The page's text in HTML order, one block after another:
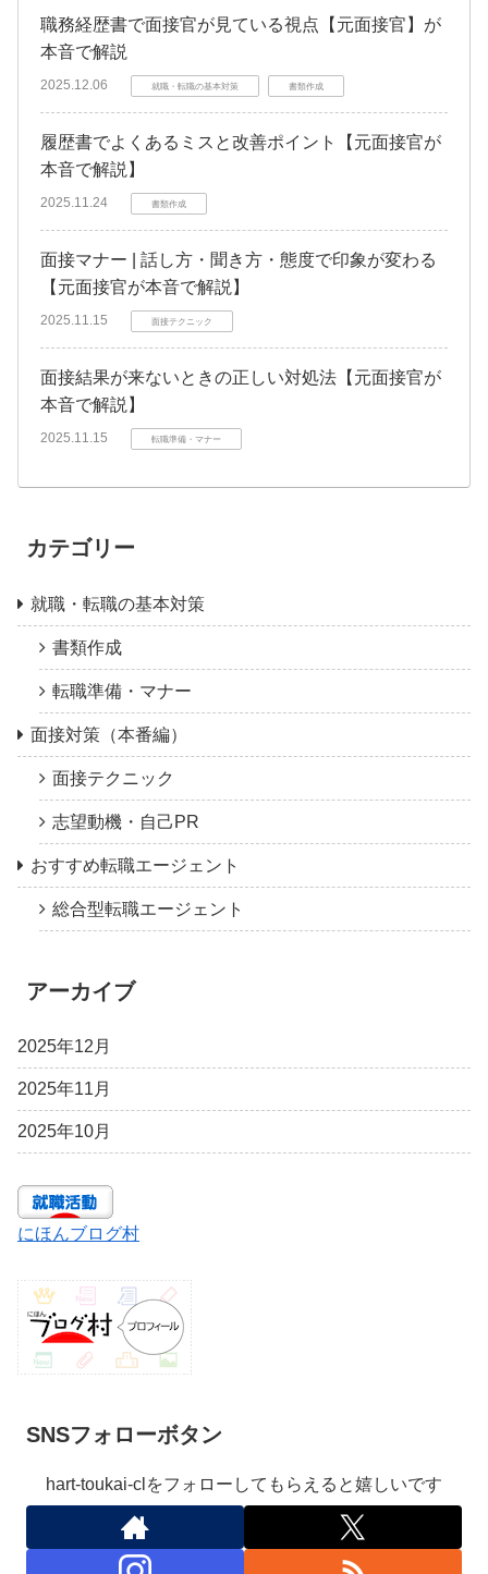
職務経歴書で面接官が見ている視点【元面接官】が
本音で解説
2025.12.06 就職・転職の基本対策 書類作成
履歴書でよくあるミスと改善ポイント【元面接官が
本音で解説】
2025.11.24 書類作成
面接マナー | 話し方・聞き方・態度で印象が変わる
【元面接官が本音で解説】
2025.11.15 面接テクニック
面接結果が来ないときの正しい対処法【元面接官が
本音で解説】
2025.11.15 転職準備・マナー
カテゴリー
就職・転職の基本対策
書類作成
転職準備・マナー
面接対策（本番編）
面接テクニック
志望動機・自己PR
おすすめ転職エージェント
総合型転職エージェント
アーカイブ
2025年12月
2025年11月
2025年10月
にほんブログ村
SNSフォローボタン
hart-toukai-clをフォローしてもらえると嬉しいです